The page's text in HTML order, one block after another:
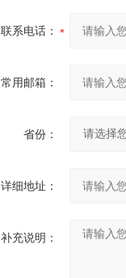
联系电话：
常用邮箱：
省份：
详细地址：
补充说明：